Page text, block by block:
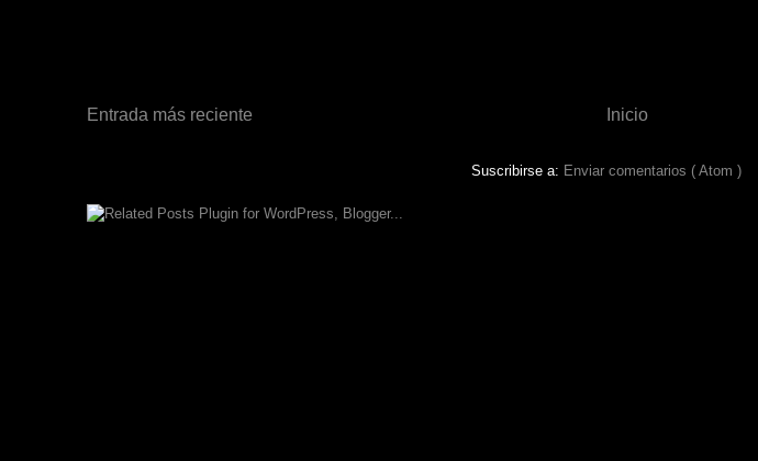
Entrada más reciente Inicio
Suscribirse a: Enviar comentarios ( Atom )